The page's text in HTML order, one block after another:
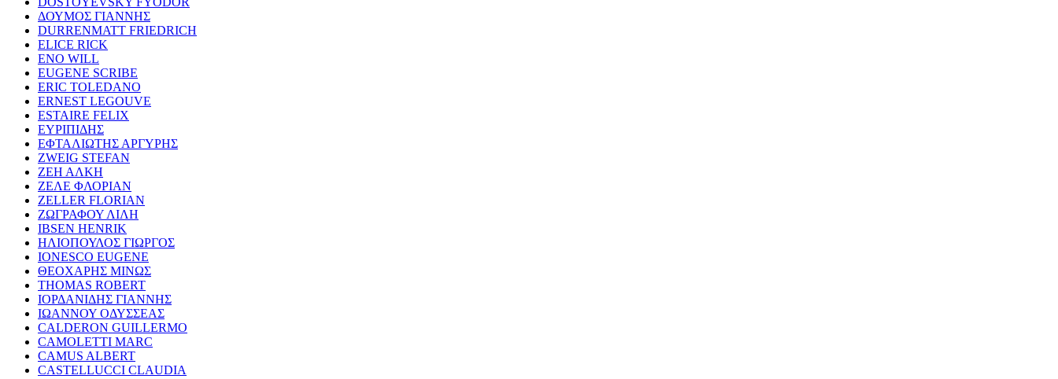
ΔΟΥΜΟΣ ΓΙΑΝΝΗΣ
DURRENMATT FRIEDRICH
ELICE RICK
ENO WILL
EUGENE SCRIBE
ERIC TOLEDANO
ERNEST LEGOUVE
ESTAIRE FELIX
ΕΥΡΙΠΙΔΗΣ
ΕΦΤΑΛΙΩΤΗΣ ΑΡΓΥΡΗΣ
ZWEIG STEFAN
ΖΕΗ ΑΛΚΗ
ΖΕΛΕ ΦΛΟΡΙΑΝ
ZELLER FLORIAN
ΖΩΓΡΑΦΟΥ ΛΙΛΗ
IBSEN HENRIK
ΗΛΙΟΠΟΥΛΟΣ ΓΙΩΡΓΟΣ
IONESCO EUGENE
ΘΕΟΧΑΡΗΣ ΜΙΝΩΣ
THOMAS ROBERT
ΙΟΡΔΑΝΙΔΗΣ ΓΙΑΝΝΗΣ
ΙΩΑΝΝΟΥ ΟΔΥΣΣΕΑΣ
CALDERON GUILLERMO
CAMOLETTI MARC
CAMUS ALBERT
CASTELLUCCI CLAUDIA